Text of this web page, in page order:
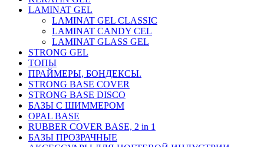
LAMINAT GEL
LAMINAT GEL CLASSIС
LAMINAT CANDY CEL
LAMINAT GLASS GEL
STRONG GEL
ТОПЫ
ПРАЙМЕРЫ, БОНДЕКСЫ.
STRONG BASE COVER
STRONG BASE DISCO
БАЗЫ С ШИММЕРОМ
OPAL BASE
RUBBER COVER BASE, 2 in 1
БАЗЫ ПРОЗРАЧНЫЕ